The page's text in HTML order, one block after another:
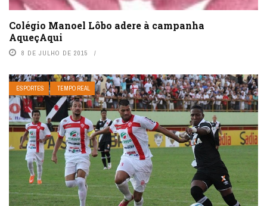
Colégio Manoel Lôbo adere à campanha
AqueçAqui
8 DE JULHO DE 2015
ESPORTES TEMPO REAL